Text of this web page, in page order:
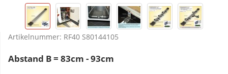
Artikelnummer: RF40 S80144105
Abstand B = 83cm - 93cm